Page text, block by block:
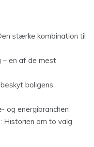
stærke kombination til
– en af de mest
boligens
og energibranchen
Historien om to valg